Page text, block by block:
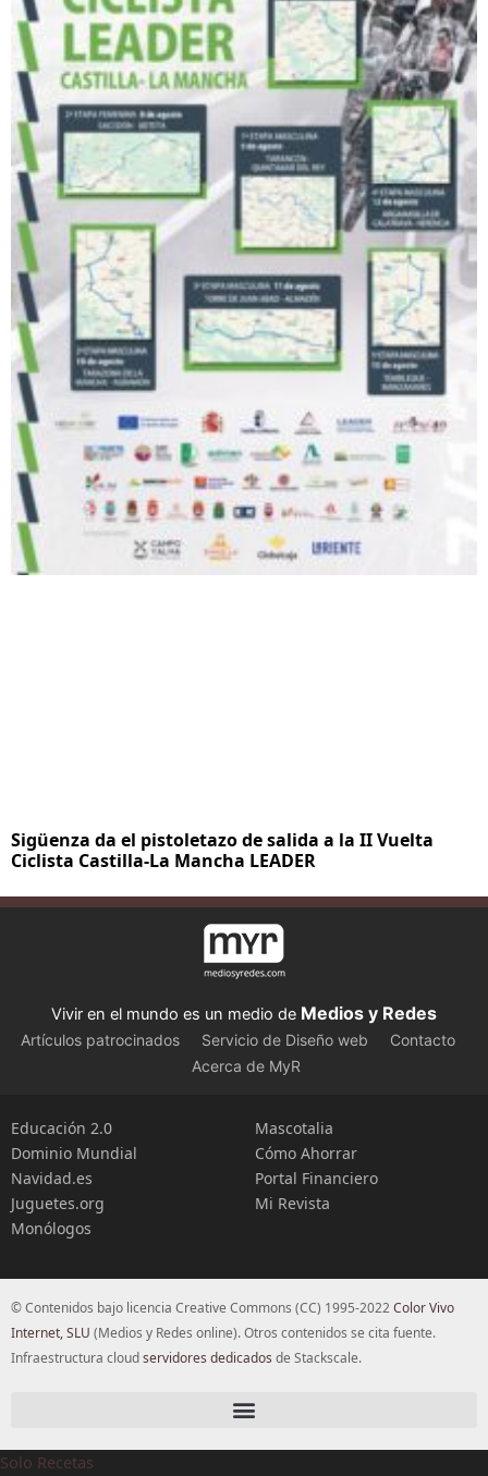
Sigüenza da el pistoletazo de salida a la II Vuelta
Ciclista Castilla-La Mancha LEADER
Vivir en el mundo es un medio de Medios y Redes
Artículos patrocinados Servicio de Diseño web
Contacto
Acerca de MyR
Educación 2.0
Dominio Mundial
Navidad.es
Juguetes.org
Monólogos
Mascotalia
Cómo Ahorrar
Portal Financiero
Mi Revista
© Contenidos bajo licencia Creative Commons (CC) 1995-2022Color Vivo
Internet, SLU (Medios y Redes online). Otros contenidos se cita fuente.
Infraestructura cloudservidores dedicados de Stackscale.
Solo Recetas